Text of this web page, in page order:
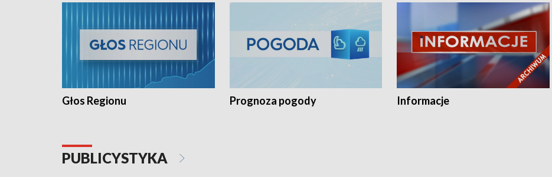
Głos Regionu Prognoza pogody Informacje
PUBLICYSTYKA